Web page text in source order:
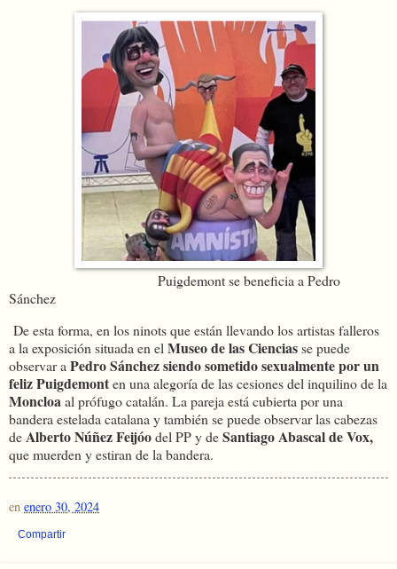
Puigdemont se beneficia a Pedro
Sánchez
De esta forma, en los ninots que están llevando los artistas falleros
a la exposición situada en el Museo de las Cienciasse puede
observar a Pedro Sánchez siendo sometido sexualmente por un
feliz Puigdemonten una alegoría de las cesiones del inquilino de la
Moncloaal prófugo catalán. La pareja está cubierta por una
bandera estelada catalana y también se puede observar las cabezas
deAlberto Núñez Feijóodel PP y deSantiago Abascal de Vox,
que muerden y estiran de la bandera.
en enero 30, 2024
Compartir